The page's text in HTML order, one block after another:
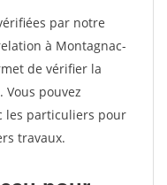
par notre
à Montagnac-
de vérifier la
pouvez
les particuliers pour
travaux.